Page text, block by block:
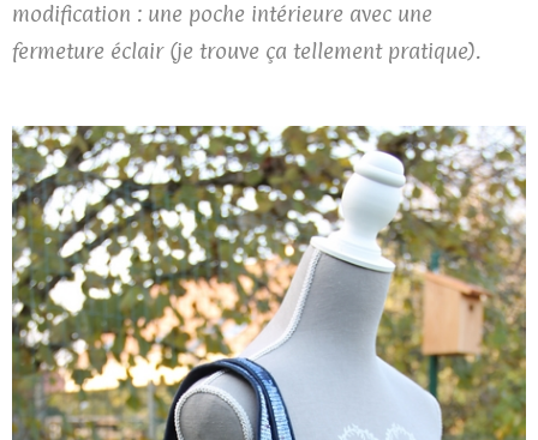
modification : une poche intérieure avec une
fermeture éclair (je trouve ça tellement pratique).